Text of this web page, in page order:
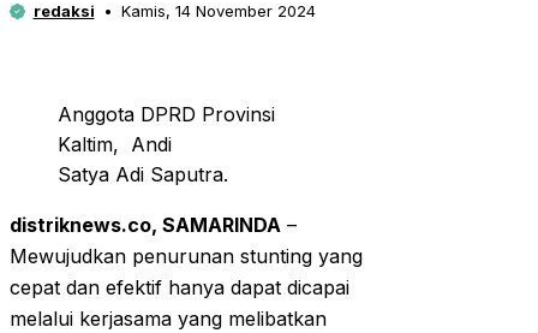
redaksi Kamis, 14 November 2024
Anggota DPRD Provinsi
Kaltim, Andi
Satya Adi Saputra.
distriknews.co, SAMARINDA –
Mewujudkan penurunan stunting yang
cepat dan efektif hanya dapat dicapai
melalui kerjasama yang melibatkan